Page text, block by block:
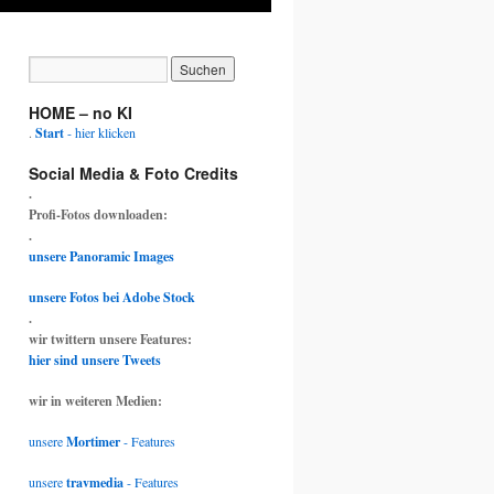
HOME – no KI
. Start- hier klicken
Social Media & Foto Credits
.
Profi-Fotos downloaden:
.
unsere Panoramic Images
unsere Fotos bei Adobe Stock
.
wir twittern unsere Features:
hier sind unsere Tweets
wir in weiteren Medien:
unsereMortimer- Features
unseretravmedia- Features